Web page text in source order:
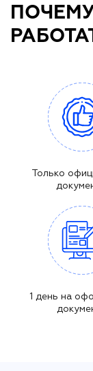
Только
1 день на